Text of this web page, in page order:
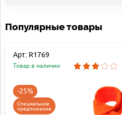
Популярные товары
Арт.: R1769
Товар в наличии
-25%
Специальное
предложение